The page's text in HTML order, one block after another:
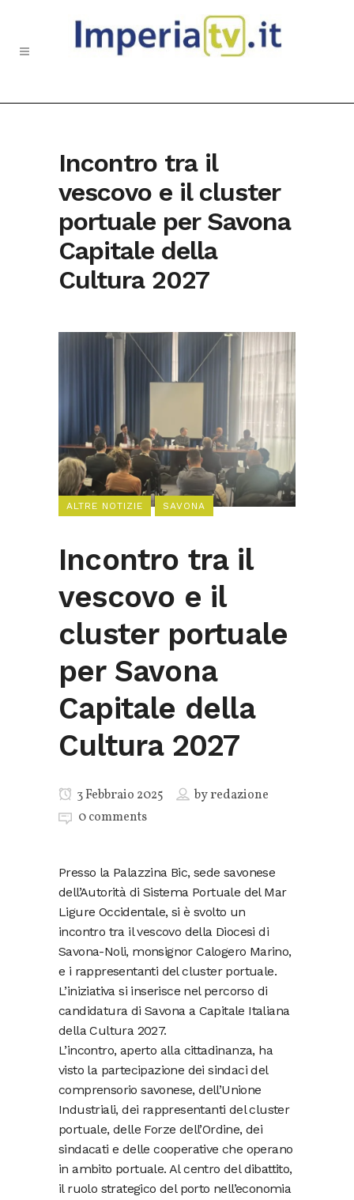
Incontro tra il
vescovo e il cluster
portuale per Savona
Capitale della
Cultura 2027
ALTRE NOTIZIE SAVONA
Incontro tra il
vescovo e il
cluster portuale
per Savona
Capitale della
Cultura 2027
3 Febbraio 2025 byredazione
0 comments
Presso la Palazzina Bic, sede savonese
dell’Autorità di Sistema Portuale del Mar
Ligure Occidentale, si è svolto un
incontro tra il vescovo della Diocesi di
Savona-Noli, monsignor Calogero Marino,
e i rappresentanti del cluster portuale.
L’iniziativa si inserisce nel percorso di
candidatura di Savona a Capitale Italiana
della Cultura 2027.
L’incontro, aperto alla cittadinanza, ha
visto la partecipazione dei sindaci del
comprensorio savonese, dell’Unione
Industriali, dei rappresentanti del cluster
portuale, delle Forze dell’Ordine, dei
sindacati e delle cooperative che operano
in ambito portuale. Al centro del dibattito,
il ruolo strategico del porto nell’economia